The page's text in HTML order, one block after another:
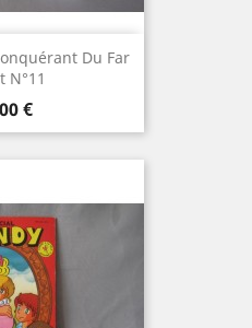
Du Far
N°11
€